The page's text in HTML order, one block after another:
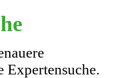
Expertensuche.